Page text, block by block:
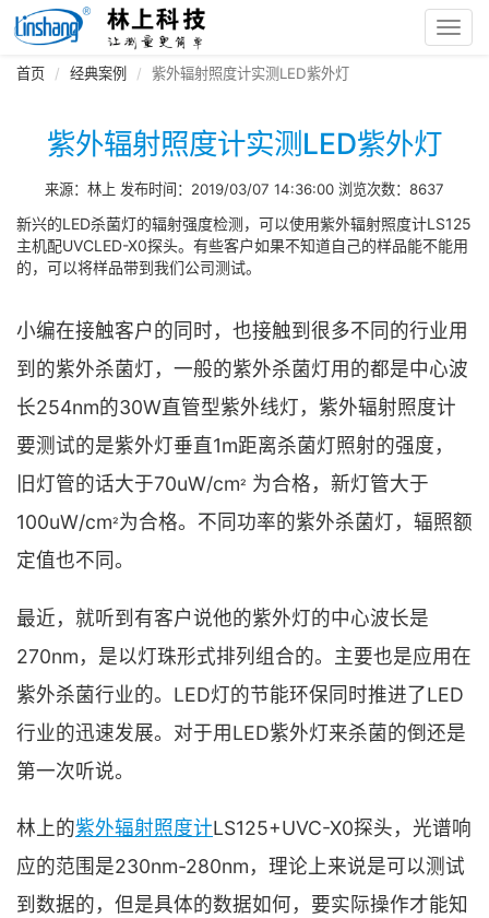
首页 经典案例 紫外辐射照度计实测LED紫外灯
紫外辐射照度计实测LED紫外灯
来源：林上 发布时间：2019/03/07 14:36:00 浏览次数：8637
新兴的LED杀菌灯的辐射强度检测，可以使用紫外辐射照度计LS125
主机配UVCLED-X0探头。有些客户如果不知道自己的样品能不能用
的，可以将样品带到我们公司测试。
小编在接触客户的同时，也接触到很多不同的行业用
到的紫外杀菌灯，一般的紫外杀菌灯用的都是中心波
长254nm的30W直管型紫外线灯，紫外辐射照度计
要测试的是紫外灯垂直1m距离杀菌灯照射的强度，
旧灯管的话大于70uW/cm² 为合格，新灯管大于
100uW/cm²为合格。不同功率的紫外杀菌灯，辐照额
定值也不同。
最近，就听到有客户说他的紫外灯的中心波长是
270nm，是以灯珠形式排列组合的。主要也是应用在
紫外杀菌行业的。LED灯的节能环保同时推进了LED
行业的迅速发展。对于用LED紫外灯来杀菌的倒还是
第一次听说。
林上的紫外辐射照度计LS125+UVC-X0探头，光谱响
应的范围是230nm-280nm，理论上来说是可以测试
到数据的，但是具体的数据如何，要实际操作才能知